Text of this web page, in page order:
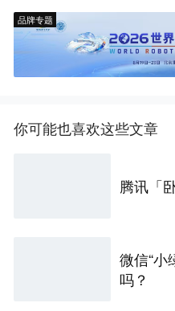
品牌专题
你可能也喜欢这些文章
腾讯「
微信“小
吗？